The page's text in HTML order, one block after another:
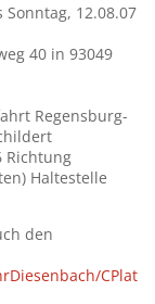
Sonntag, 12.08.07
40 in 93049
Regensburg-
Richtung
Haltestelle
den
CPlat